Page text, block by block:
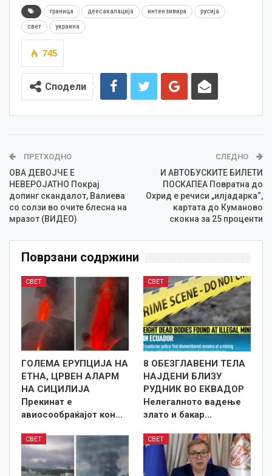
граница деесакалација интензивира русија
свет украина
745
Сподели
ПРЕТХОДНО
ОВА ДЕВОЈЧЕ Е
НЕВЕРОЈАТНО Покрај
допинг скандалот, Валиева
со солзи во очите блесна на
мразот (ВИДЕО)
СЛЕДНО
И АВТОБУСКИТЕ БИЛЕТИ
ПОСКАПЕА Повратна до
Охрид е речиси „илјадарка“,
картата до Куманово
скокна за 25 проценти
Поврзани содржини
СВЕТ
ГОЛЕМА ЕРУПЦИЈА НА
ЕТНА, ЦРВЕН АЛАРМ
НА СИЦИЛИЈА
Прекинат е
авиосообраќајот кон…
СВЕТ
8 ОБЕЗГЛАВЕНИ ТЕЛА
НАЈДЕНИ БЛИЗУ
РУДНИК ВО ЕКВАДОР
Нелегалното вадење
злато и бакар…
СВЕТ СВЕТ